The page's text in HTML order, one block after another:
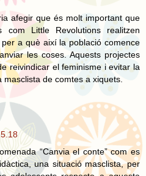
afegir que és molt important que
com Little Revolutions realitzen
a què així la població comence
les coses. Aquests projectes
reivindicar el feminisme i evitar la
de comtes a xiquets.
“Canvia el conte” com es
una situació masclista, per